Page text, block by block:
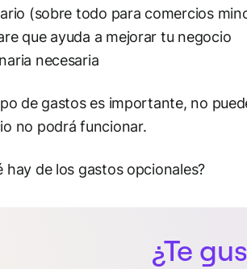
(sobre todo para comercios
que ayuda a mejorar tu negocio
necesaria
de gastos es importante, no
no podrá funcionar.
hay de los gastos opcionales?
¿Te